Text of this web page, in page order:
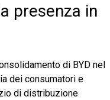
presenza in
di BYD nel
dei consumatori e
di distribuzione